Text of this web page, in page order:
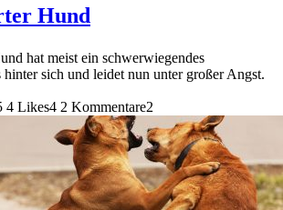
Hund
hat meist ein schwerwiegendes
sich und leidet nun unter großer Angst.
4 Likes4 2 Kommentare2